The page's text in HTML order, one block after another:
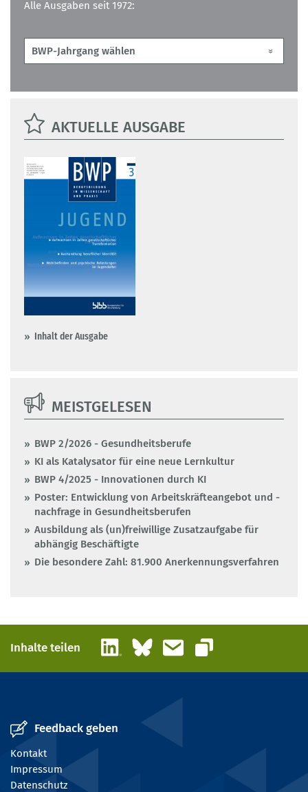
Alle Ausgaben seit 1972:
AKTUELLE AUSGABE
Inhalt der Ausgabe
MEISTGELESEN
BWP 2/2026 - Gesundheitsberufe
KI als Katalysator für eine neue Lernkultur
BWP 4/2025 - Innovationen durch KI
Poster: Entwicklung von Arbeitskräfteangebot und -
nachfrage in Gesundheitsberufen
Ausbildung als (un)freiwillige Zusatzaufgabe für
abhängig Beschäftigte
Die besondere Zahl: 81.900 Anerkennungsverfahren
Inhalte teilen LinkedInBlueskyE-Mail
Link kopieren
Feedback geben
Kontakt
Impressum
Datenschutz